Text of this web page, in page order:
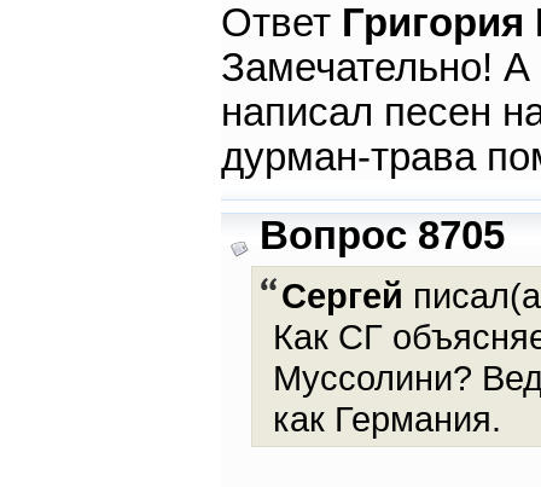
Ответ
Замечательно! А
написал песен
дурман-трава
Вопрос 8705
Сергей
Как СГ
Муссолини?
как Германия.